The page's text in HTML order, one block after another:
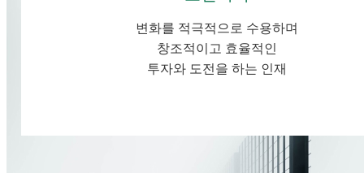
변화를 적극적으로 수용하며
창조적이고 효율적인
투자와 도전을 하는 인재